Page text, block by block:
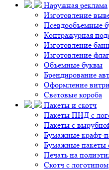
Наружная реклама
Изготовление
Псевдообъемные
Контражурная
Изготовление
Изготовление
Объемные буквы
Брендирование
Оформление
Световые короба
Пакеты и скотч
Пакеты ПНД с
Пакеты с
Бумажные крафт-
Бумажные пакеты
Печать на
Скотч с логотипом